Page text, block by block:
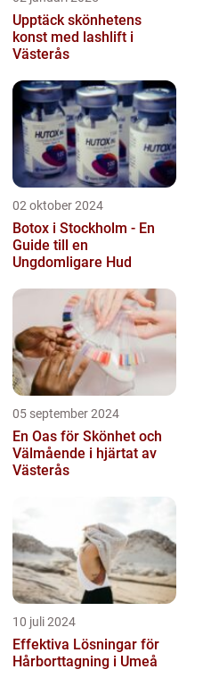
Upptäck skönhetens
konst med lashlift i
Västerås
02 oktober 2024
Botox i Stockholm - En
Guide till en
Ungdomligare Hud
05 september 2024
En Oas för Skönhet och
Välmående i hjärtat av
Västerås
10 juli 2024
Effektiva Lösningar för
Hårborttagning i Umeå